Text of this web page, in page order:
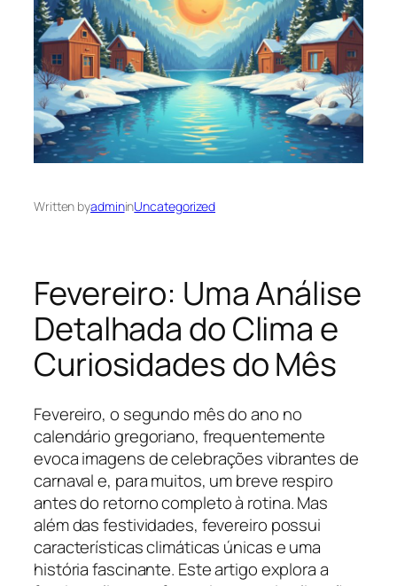
Written byadmininUncategorized
Fevereiro: Uma Análise
Detalhada do Clima e
Curiosidades do Mês
Fevereiro, o segundo mês do ano no
calendário gregoriano, frequentemente
evoca imagens de celebrações vibrantes de
carnaval e, para muitos, um breve respiro
antes do retorno completo à rotina. Mas
além das festividades, fevereiro possui
características climáticas únicas e uma
história fascinante. Este artigo explora a